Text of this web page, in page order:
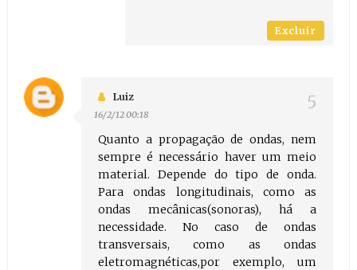
Excluir
Luiz
16/2/12 00:18
Quanto a propagação de ondas, nem
sempre é necessário haver um meio
material. Depende do tipo de onda.
Para ondas longitudinais, como as
ondas mecânicas(sonoras), há a
necessidade. No caso de ondas
transversais, como as ondas
eletromagnéticas,por exemplo, um